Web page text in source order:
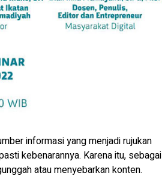
informasi yang menjadi rujukan
kebenarannya. Karena itu, sebagai
atau menyebarkan konten.